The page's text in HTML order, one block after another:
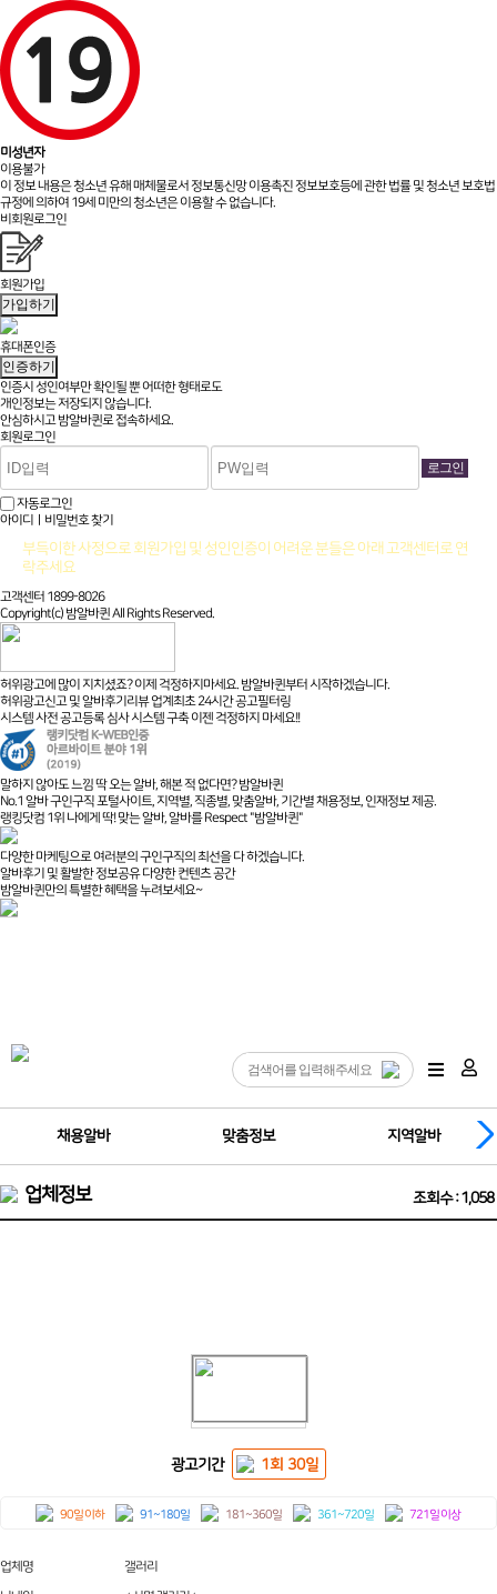
미성년자
이용불가
이 정보 내용은 청소년 유해 매체물로서 정보통신망 이용촉진 정보보호등에 관한 법률 및 청소년 보호법
규정에 의하여 19세 미만의 청소년은 이용할 수 없습니다.
비회원로그인
회원가입
가입하기
휴대폰인증
인증하기
인증시 성인여부만 확인될 뿐어떠한 형태로도
개인정보는 저장되지 않습니다.
안심하시고 밤알바퀸로 접속하세요.
회원로그인
자동로그인
아이디ㅣ비밀번호 찾기
부득이한 사정으로 회원가입 및 성인인증이 어려운 분들은 아래 고객센터로 연
락주세요
고객센터 1899-8026
Copyright(c) 밤알바퀸 All Rights Reserved.
허위광고에 많이 지치셨죠? 이제 걱정하지마세요. 밤알바퀸부터 시작하겠습니다.
허위광고신고 및 알바후기리뷰 업계최초 24시간 공고필터링
시스템 사전 공고등록 심사 시스템 구축 이젠 걱정하지 마세요!!
말하지 않아도 느낌 딱 오는 알바, 해본 적 없다면? 밤알바퀸
No.1 알바 구인구직 포털사이트, 지역별, 직종별, 맞춤알바, 기간별 채용정보, 인재정보 제공.
랭킹닷컴 1위 나에게 딱! 맞는 알바, 알바를 Respect "밤알바퀸"
다양한 마케팅으로 여러분의 구인구직의 최선을 다 하겠습니다.
알바후기 및 활발한 정보공유 다양한 컨텐츠 공간
밤알바퀸만의 특별한 혜택을 누려보세요~
채용알바 맞춤정보 지역알바
업체정보 조회수 : 1,058
광고기간 1회 30일
90일 이하 91~180일 181~360일 361~720일 721일 이상
업체명
갤러리